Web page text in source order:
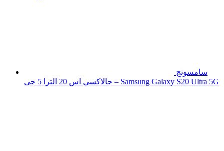
سامسونج
جالاكسي اس 20 الترا 5 جى – Samsung Galaxy S20 Ultra 5G